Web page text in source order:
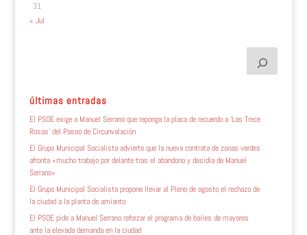
31
« Jul
últimas entradas
El PSOE exige a Manuel Serrano que reponga la placa de recuerdo a ‘Las Trece
Rosas’ del Paseo de Circunvalación
El Grupo Municipal Socialista advierte que la nueva contrata de zonas verdes
afronta «mucho trabajo por delante tras el abandono y desidia de Manuel
Serrano»
El Grupo Municipal Socialista propone llevar al Pleno de agosto el rechazo de
la ciudad a la planta de amianto
El PSOE pide a Manuel Serrano reforzar el programa de bailes de mayores
ante la elevada demanda en la ciudad